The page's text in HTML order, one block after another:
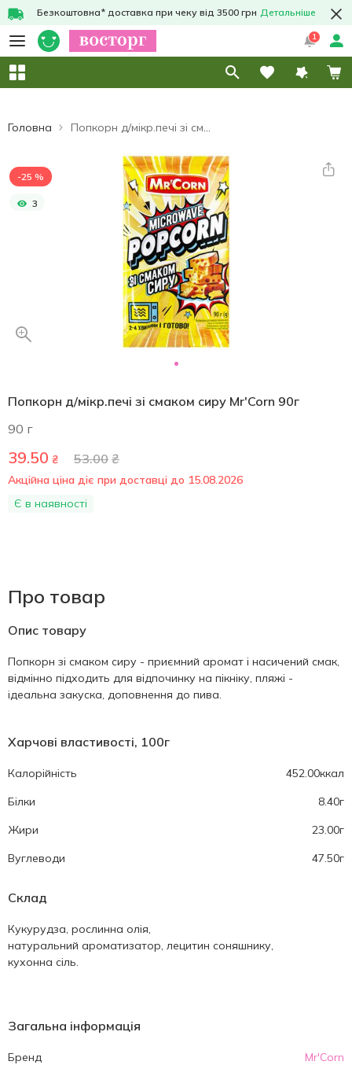
Безкоштовна* доставка при чеку від 3500 грн Детальніше
1
Головна Попкорн д/мікр.печі зі смаком сиру Mr'Corn 90г
-25 %
3
Попкорн д/мікр.печі зі смаком сиру Mr'Corn 90г
90 г
39.50 ₴ 53.00 ₴
Акційна ціна діє при доставці до 15.08.2026
Є в наявності
Про товар
Опис товару
Попкорн зі смаком сиру - приємний аромат і насичений смак,
відмінно підходить для відпочинку на пікніку, пляжі -
ідеальна закуска, доповнення до пива.
Харчові властивості, 100г
Калорійність
452.00ккал
Білки
8.40г
Жири
23.00г
Вуглеводи
47.50г
Склад
Кукурудза, рослинна олія,
натуральний ароматизатор, лецитин соняшнику,
кухонна сіль.
Загальна інформація
Бренд
Mr'Corn